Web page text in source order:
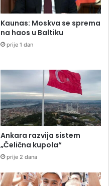
Kaunas: Moskva se sprema
na haos u Baltiku
prije 1 dan
Ankara razvija sistem
„Čelična kupola“
prije 2 dana